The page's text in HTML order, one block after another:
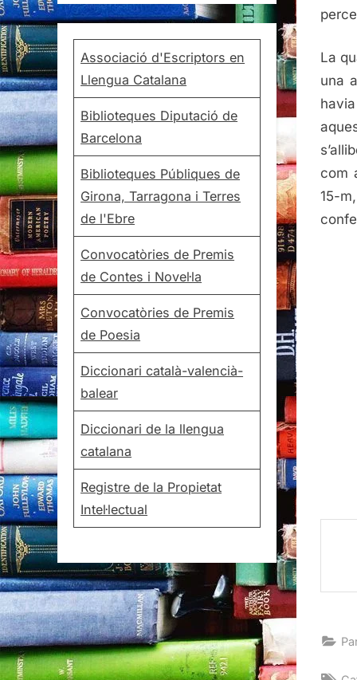
La
una
com
15-
Associació d'Escriptors en
Llengua Catalana
Biblioteques Diputació de
Barcelona
Biblioteques Públiques de
Girona, Tarragona i Terres
de l'Ebre
Convocatòries de Premis
de Contes i Novel·la
Convocatòries de Premis
de Poesia
Diccionari català-valencià-
balear
Diccionari de la llengua
catalana
Registre de la Propietat
Intel·lectual